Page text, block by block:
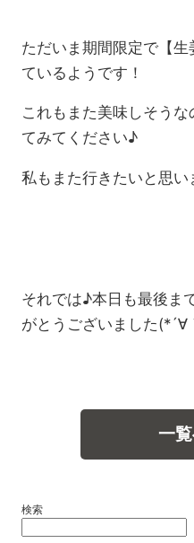
ただいま期間限定で【
ているようです！
これもまた美味しそう
てみてください♪
私もまた行きたいと思
それでは♪本日も最後ま
がとうございました(*´∀
一
検索